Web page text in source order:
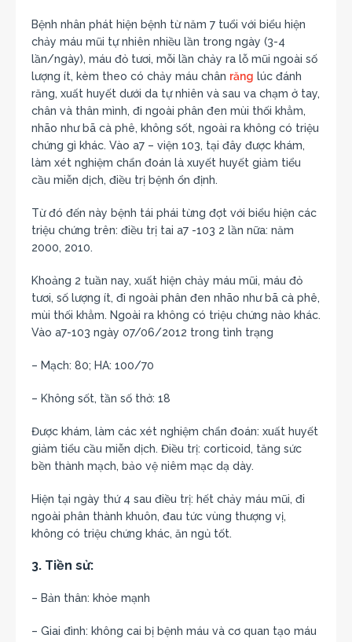
Bệnh nhân phát hiện bệnh từ năm 7 tuổi với biểu hiện
chảy máu mũi tự nhiên nhiều lần trong ngày (3-4
lần/ngày), máu đỏ tươi, mỗi lần chảy ra lỗ mũi ngoài số
lượng ít, kèm theo có chảy máu chân răng lúc đánh
răng, xuất huyết dưới da tự nhiên và sau va chạm ở tay,
chân và thân mình, đi ngoài phân đen mùi thối khẳm,
nhão như bã cà phê, không sốt, ngoài ra không có triệu
chứng gì khác. Vào a7 – viện 103, tại đây được khám,
làm xét nghiệm chẩn đoán là xuyết huyết giảm tiểu
cầu miễn dịch, điều trị bệnh ổn định.
Từ đó đến này bệnh tái phái từng đợt với biểu hiện các
triệu chứng trên: điều trị tai a7 -103 2 lần nữa: năm
2000, 2010.
Khoảng 2 tuần nay, xuất hiện chảy máu mũi, máu đỏ
tươi, số lượng ít, đi ngoài phân đen nhão như bã cà phê,
mùi thối khẳm. Ngoài ra không có triệu chứng nào khác.
Vào a7-103 ngày 07/06/2012 trong tình trạng
– Mạch: 80; HA: 100/70
– Không sốt, tần số thở: 18
Được khám, làm các xét nghiệm chẩn đoán: xuất huyết
giảm tiểu cầu miễn dịch. Điều trị: corticoid, tăng sức
bền thành mạch, bảo vệ niêm mạc dạ dày.
Hiện tại ngày thứ 4 sau điều trị: hết chảy máu mũi, đi
ngoài phân thành khuôn, đau tức vùng thượng vị,
không có triệu chứng khác, ăn ngủ tốt.
3. Tiền sử:
– Bản thân: khỏe mạnh
– Giai đình: không cai bị bệnh máu và cơ quan tạo máu